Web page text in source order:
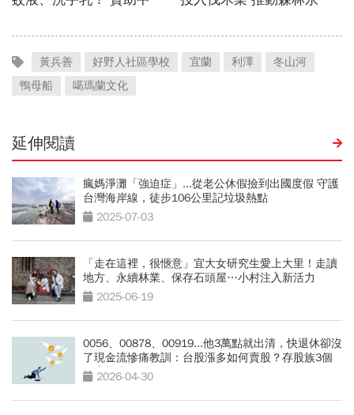
黃兵善 好野人社區學校 宜蘭 利澤
冬山河
鴨母船
噶瑪蘭文化
延伸閱讀
瘋媽淨灘「強迫症」...從老公休假撿到出國度假 守護
台灣海岸線，徒步106公里記垃圾熱點
2025-07-03
「走在這裡，很愜意」宜大女研究生愛上大里！走讀
地方、永續林業、保存石頭屋…小村注入新活力
2025-06-19
0056、00878、00919...他3萬點就出清，快退休卻沒
了現金流慘痛教訓：台股漲多如何賣股？存股族3個
穩賺指南
2026-04-30